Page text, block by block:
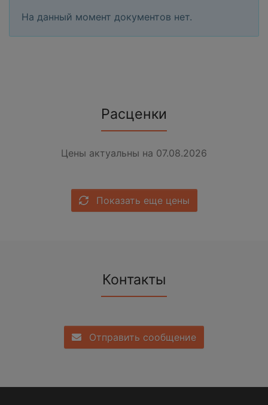
На данный момент документов нет.
Расценки
Цены актуальны на 07.08.2026
Показать еще цены
Контакты
Отправить сообщение